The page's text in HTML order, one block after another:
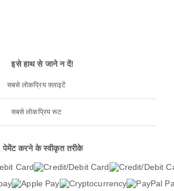
इसे हाथ से जाने न दें!
सबसे लोकप्रिय फ़्लाइटें
सबसे लोकप्रिय रूट
पेमेंट करने के स्वीकृत तरीके